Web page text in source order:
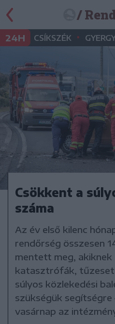
/
24H CSÍKSZÉK •
Csökkent a
száma
Az év első kilenc
rendőrség összesen
mentett meg,
katasztrófák,
súlyos közlekedési
szükségük segítségre
vasárnap az